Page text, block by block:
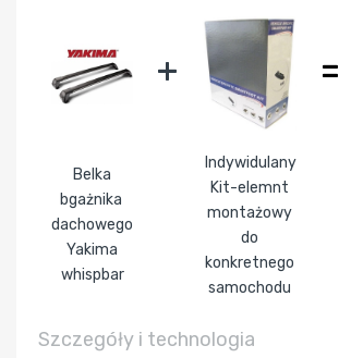
+ =
Belka
bgażnika
dachowego
Yakima
whispbar
Indywidulany
Kit-elemnt
montażowy
do
konkretnego
samochodu
Szczegóły i technologia